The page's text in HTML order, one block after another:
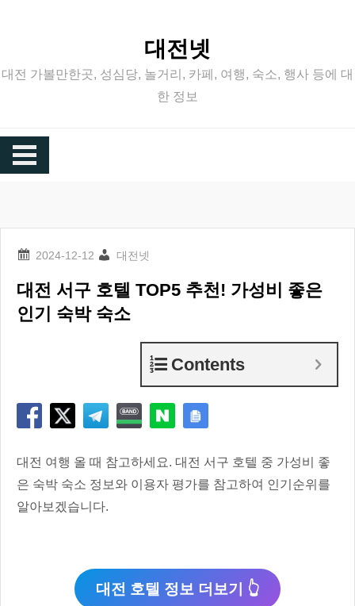
대전넷
대전 가볼만한곳, 성심당, 놀거리, 카페, 여행, 숙소, 행사 등에 대
한 정보
대전넷
대전 서구 호텔 TOP5 추천! 가성비 좋은
인기 숙박 숙소
Contents
대전 여행 올 때 참고하세요. 대전 서구 호텔 중 가성비 좋
은 숙박 숙소 정보와 이용자 평가를 참고하여 인기순위를
알아보겠습니다.
대전 호텔 정보 더보기 👆